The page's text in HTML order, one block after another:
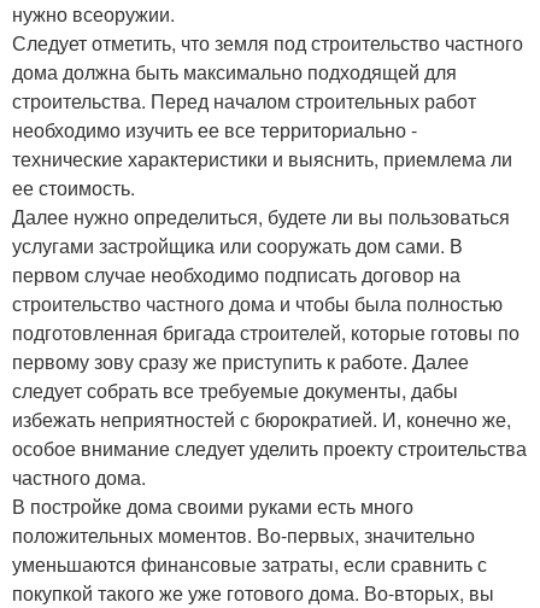
нужно всеоружии.
Следует отметить, что земля под строительство частного
дома должна быть максимально подходящей для
строительства. Перед началом строительных работ
необходимо изучить ее все территориально -
технические характеристики и выяснить, приемлема ли
ее стоимость.
Далее нужно определиться, будете ли вы пользоваться
услугами застройщика или сооружать дом сами. В
первом случае необходимо подписать договор на
строительство частного дома и чтобы была полностью
подготовленная бригада строителей, которые готовы по
первому зову сразу же приступить к работе. Далее
следует собрать все требуемые документы, дабы
избежать неприятностей с бюрократией. И, конечно же,
особое внимание следует уделить проекту строительства
частного дома.
В постройке дома своими руками есть много
положительных моментов. Во-первых, значительно
уменьшаются финансовые затраты, если сравнить с
покупкой такого же уже готового дома. Во-вторых, вы